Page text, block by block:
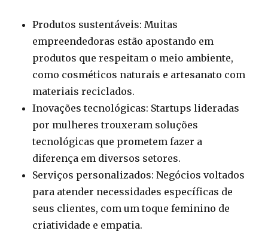
Produtos sustentáveis: Muitas
empreendedoras estão apostando em
produtos que respeitam o meio ambiente,
como cosméticos naturais e artesanato com
materiais reciclados.
Inovações tecnológicas: Startups lideradas
por mulheres trouxeram soluções
tecnológicas que prometem fazer a
diferença em diversos setores.
Serviços personalizados: Negócios voltados
para atender necessidades específicas de
seus clientes, com um toque feminino de
criatividade e empatia.